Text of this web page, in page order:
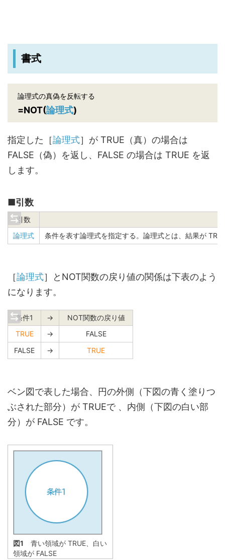
書式
論理式の真偽を反転する
=NOT(論理式)
指定した［論理式］が TRUE（真）の場合は
FALSE（偽）を返し、FALSE の場合は TRUE を返
します。
■引数
引数
論理式
条件を表す論理式を指定する。論理式とは、結果が
［論理式］とNOT関数の戻り値の関係は下表のよう
になります。
条件1 →
NOT関数の戻り値
TRUE
→
FALSE
FALSE
→ TRUE
ベン図で表した場合、円の外側（下図の青く塗りつ
ぶされた部分）が TRUEで 、内側（下図の白い部
分）が FALSE です。
図1 青い領域が TRUE、白い
領域が FALSE